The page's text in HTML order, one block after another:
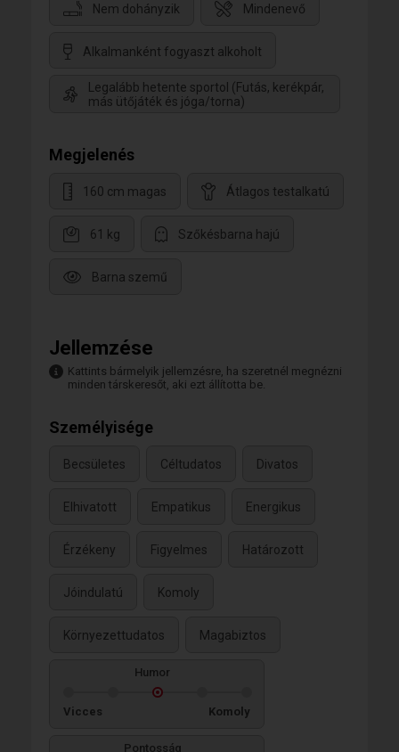
Nem dohányzik Mindenevő
Alkalmanként fogyaszt alkoholt
Legalább hetente sportol (Futás, kerékpár,
más ütőjáték és jóga/torna)
Megjelenés
160 cm magas Átlagos testalkatú
61 kg Szőkésbarna hajú
Barna szemű
Jellemzése
Kattints bármelyik jellemzésre, ha szeretnél megnézni
minden társkeresőt, aki ezt állította be.
Személyisége
Becsületes Céltudatos Divatos
Elhivatott Empatikus Energikus
Érzékeny Figyelmes Határozott
Jóindulatú Komoly
Környezettudatos Magabiztos
Humor
Vicces Komoly
Pontosság